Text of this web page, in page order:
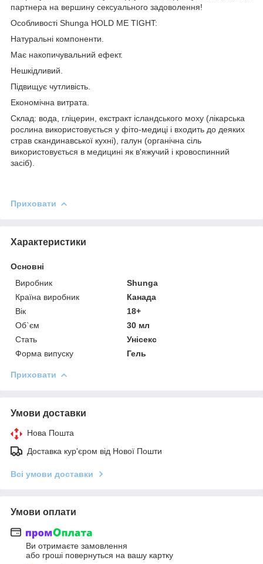
партнера на вершину сексуального задоволення!
Особливості Shunga HOLD ME TIGHT:
Натуральні компоненти.
Має накопичувальний ефект.
Нешкідливий.
Підвищує чутливість.
Економічна витрата.
Склад: вода, гліцерин, екстракт ісландського моху (лікарська
рослина використовується у фіто-медиці і входить до деяких
страв скандинавської кухні), галун (органічна сіль
використовується в медицині як в'яжучий і кровоспинний
засіб).
Приховати
Характеристики
Основні
Виробник
Shunga
Країна виробник
Канада
Вік
18+
Об`єм
30 мл
Стать
Унісекс
Форма випуску
Гель
Приховати
Умови доставки
Нова Пошта
Доставка кур'єром від Нової Пошти
Всі умови доставки
Умови оплати
Ви отримаєте замовлення
або гроші повернуться на вашу картку